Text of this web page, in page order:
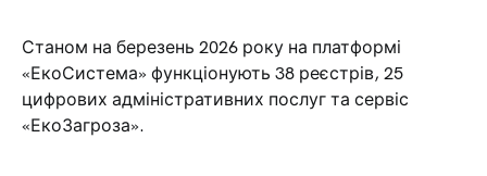
Станом на березень 2026 року на платформі
«ЕкоСистема» функціонують 38 реєстрів, 25
цифрових адміністративних послуг та сервіс
«ЕкоЗагроза».